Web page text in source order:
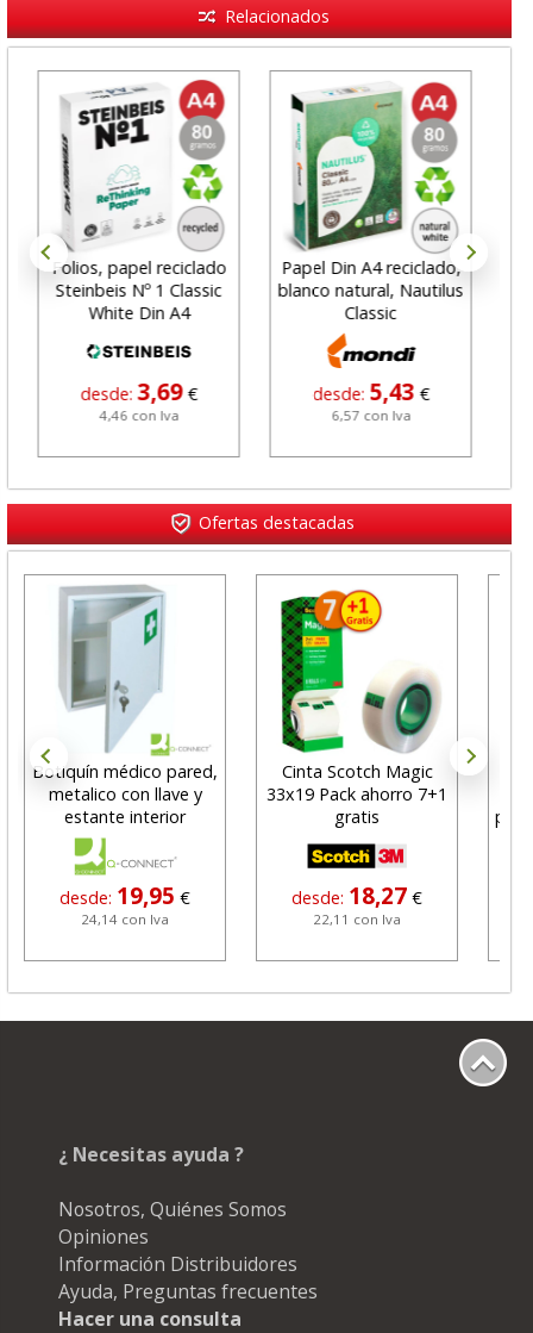
Relacionados
Folios, papel reciclado
Steinbeis Nº 1 Classic
White Din A4
desde:3,69 €
4,46 con Iva
Papel Din A4 reciclado,
blanco natural, Nautilus
Classic
desde:5,43 €
6,57 con Iva
Ofertas destacadas
Botiquín médico pared,
metalico con llave y
estante interior
desde: 19,95 €
24,14 con Iva
Cinta Scotch Magic
33x19 Pack ahorro 7+1
gratis
desde: 18,27 €
22,11 con Iva
¿ Necesitas ayuda ?
Nosotros, Quiénes Somos
Opiniones
Información Distribuidores
Ayuda, Preguntas frecuentes
Hacer una consulta